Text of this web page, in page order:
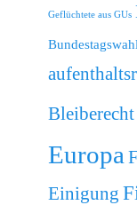
Geflüchtete aus GUs
Bundestagswahl
Bleiberecht
Europa
Einigung